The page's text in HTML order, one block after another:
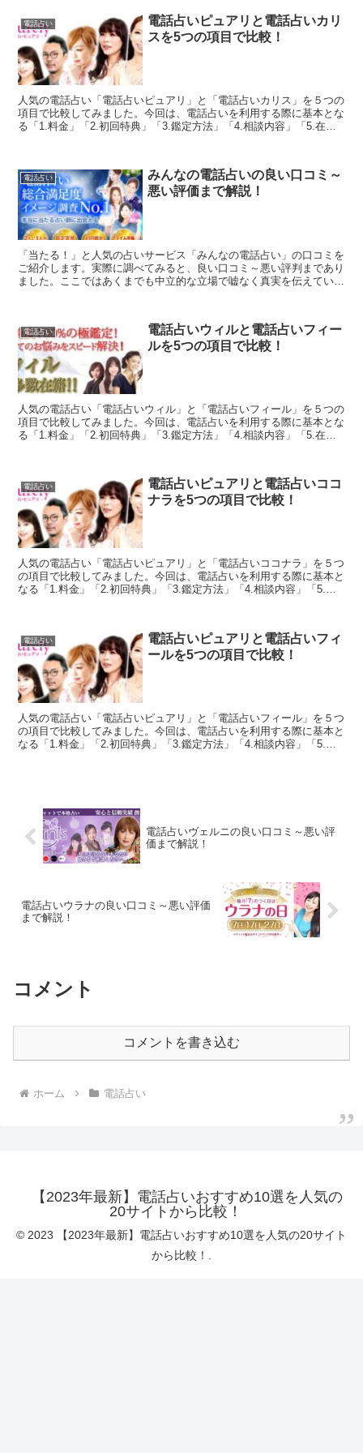
電話占い
電話占いピュアリと電話占いカリ
スを5つの項目で比較！
人気の電話占い「電話占いピュアリ」と「電話占いカリス」を５つの
項目で比較してみました。今回は、電話占いを利用する際に基本とな
る「1.料金」「2.初回特典」「3.鑑定方法」「4.相談内容」「5.在籍
電話占い
みんなの電話占いの良い口コミ～
悪い評価まで解説！
「当たる！」と人気の占いサービス「みんなの電話占い」の口コミを
ご紹介します。実際に調べてみると、良い口コミ～悪い評判まであり
ました。ここではあくまでも中立的な立場で嘘なく真実を伝えていけ
電話占い
電話占いウィルと電話占いフィー
ルを5つの項目で比較！
人気の電話占い「電話占いウィル」と「電話占いフィール」を５つの
項目で比較してみました。今回は、電話占いを利用する際に基本とな
る「1.料金」「2.初回特典」「3.鑑定方法」「4.相談内容」「5.在籍
電話占い
電話占いピュアリと電話占いココ
ナラを5つの項目で比較！
人気の電話占い「電話占いピュアリ」と「電話占いココナラ」を５つ
の項目で比較してみました。今回は、電話占いを利用する際に基本と
なる「1.料金」「2.初回特典」「3.鑑定方法」「4.相談内容」「5.在
電話占い
電話占いピュアリと電話占いフィ
ールを5つの項目で比較！
人気の電話占い「電話占いピュアリ」と「電話占いフィール」を５つ
の項目で比較してみました。今回は、電話占いを利用する際に基本と
なる「1.料金」「2.初回特典」「3.鑑定方法」「4.相談内容」「5.在
電話占いヴェルニの良い口コミ～悪い評
価まで解説！
電話占いウラナの良い口コミ～悪い評価
まで解説！
コメント
コメントを書き込む
ホーム 電話占い
【2023年最新】電話占いおすすめ10選を人気の
20サイトから比較！
© 2023 【2023年最新】電話占いおすすめ10選を人気の20サイト
から比較！.